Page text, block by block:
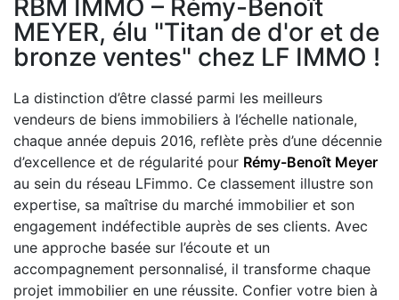
RBM IMMO – Rémy-Benoît
MEYER, élu "Titan de d'or et de
bronze ventes" chez LF IMMO !
La distinction d’être classé parmi les meilleurs
vendeurs de biens immobiliers à l’échelle nationale,
chaque année depuis 2016, reflète près d’une décennie
d’excellence et de régularité pour Rémy-Benoît Meyer
au sein du réseau LFimmo. Ce classement illustre son
expertise, sa maîtrise du marché immobilier et son
engagement indéfectible auprès de ses clients. Avec
une approche basée sur l’écoute et un
accompagnement personnalisé, il transforme chaque
projet immobilier en une réussite. Confier votre bien à